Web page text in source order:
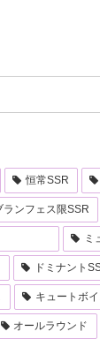
恒常SSR
ランフェス限SSR
ミ
ドミナント
キュートボイ
オールラウンド